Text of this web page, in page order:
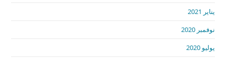
يناير 2021
نوفمبر 2020
يوليو 2020